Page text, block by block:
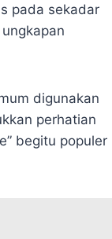
pada sekadar
digunakan
perhatian
begitu populer